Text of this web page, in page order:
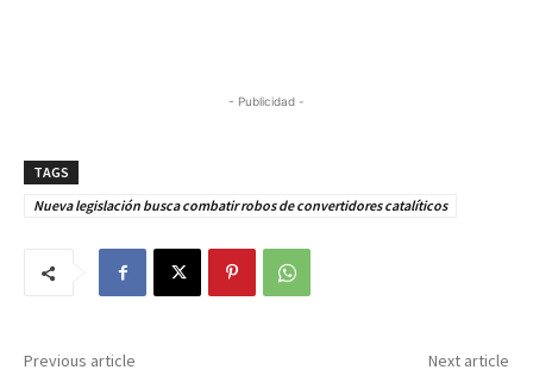
- Publicidad -
TAGS
Nueva legislación busca combatir robos de convertidores catalíticos
Previous article Next article